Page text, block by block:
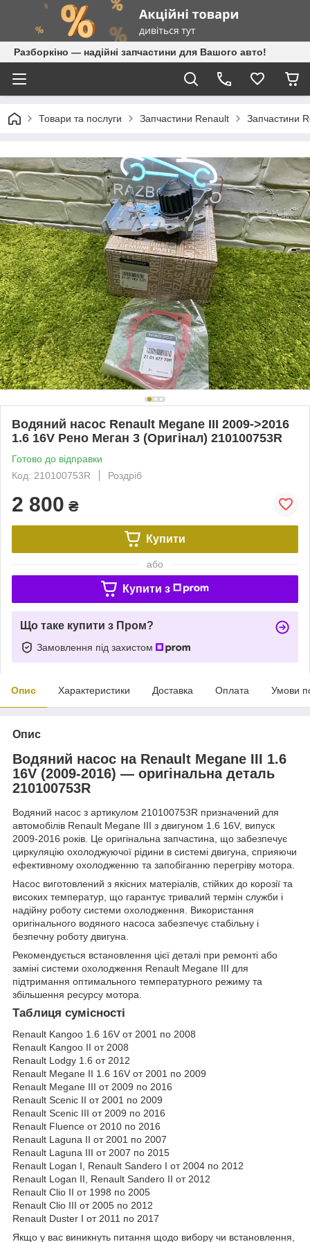
Разборкіно — надійні запчастини для Вашого авто!
Товари та послуги Запчастини Renault Запчастини
Водяний насос Renault Megane III 2009->2016
1.6 16V Рено Меган 3 (Оригінал) 210100753R
Готово до відправки
Код: 210100753R
Роздріб
2 800 ₴
Купити
або
Купити з
Що таке купити з Пром?
Замовлення під захистом
Опис Характеристики Доставка Оплата Умови
Опис
Водяний насос на Renault Megane III 1.6
16V (2009-2016) — оригінальна деталь
210100753R
Водяний насос з артикулом 210100753R призначений для
автомобілів Renault Megane III з двигуном 1.6 16V, випуск
2009-2016 років. Це оригінальна запчастина, що забезпечує
циркуляцію охолоджуючої рідини в системі двигуна, сприяючи
ефективному охолодженню та запобіганню перегріву мотора.
Насос виготовлений з якісних матеріалів, стійких до корозії та
високих температур, що гарантує тривалий термін служби і
надійну роботу системи охолодження. Використання
оригінального водяного насоса забезпечує стабільну і
безпечну роботу двигуна.
Рекомендується встановлення цієї деталі при ремонті або
заміні системи охолодження Renault Megane III для
підтримання оптимального температурного режиму та
збільшення ресурсу мотора.
Таблиця сумісності
Renault Kangoo 1.6 16V от 2001 по 2008
Renault Kangoo II от 2008
Renault Lodgy 1.6 от 2012
Renault Megane II 1.6 16V от 2001 по 2009
Renault Megane III от 2009 по 2016
Renault Scenic II от 2001 по 2009
Renault Scenic III от 2009 по 2016
Renault Fluence от 2010 по 2016
Renault Laguna II от 2001 по 2007
Renault Laguna III от 2007 по 2015
Renault Logan I, Renault Sandero I от 2004 по 2012
Renault Logan II, Renault Sandero II от 2012
Renault Clio II от 1998 по 2005
Renault Clio III от 2005 по 2012
Renault Duster I от 2011 по 2017
Якщо у вас виникнуть питання щодо вибору чи встановлення,